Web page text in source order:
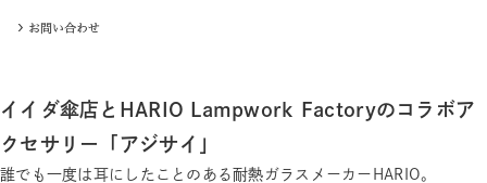
イイダ傘店とHARIO Lampwork Factoryのコラボア
クセサリー「アジサイ」
誰でも一度は耳にしたことのある耐熱ガラスメーカーHARIO。